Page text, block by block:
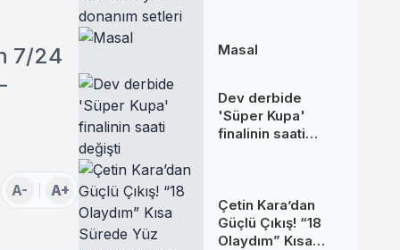
7/24
A- A+
Masal
Dev derbide
'Süper Kupa'
finalinin saati
Çetin Kara’dan
Güçlü Çıkış! “18
Olaydım” Kısa